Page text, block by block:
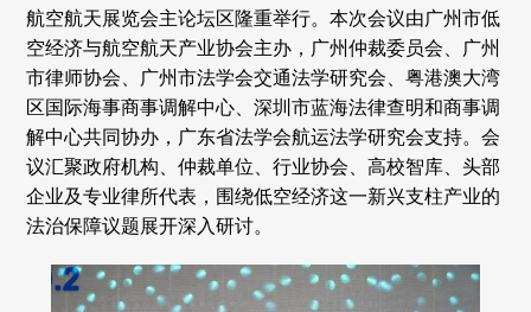
航空航天展览会主论坛区隆重举行。本次会议由广州市低
空经济与航空航天产业协会主办，广州仲裁委员会、广州
市律师协会、广州市法学会交通法学研究会、粤港澳大湾
区国际海事商事调解中心、深圳市蓝海法律查明和商事调
解中心共同协办，广东省法学会航运法学研究会支持。会
议汇聚政府机构、仲裁单位、行业协会、高校智库、头部
企业及专业律所代表，围绕低空经济这一新兴支柱产业的
法治保障议题展开深入研讨。